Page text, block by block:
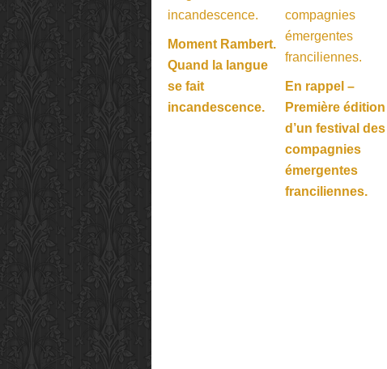
Moment Rambert.
Quand la langue
se fait
incandescence.
En rappel –
Première édition
d’un festival des
compagnies
émergentes
franciliennes.